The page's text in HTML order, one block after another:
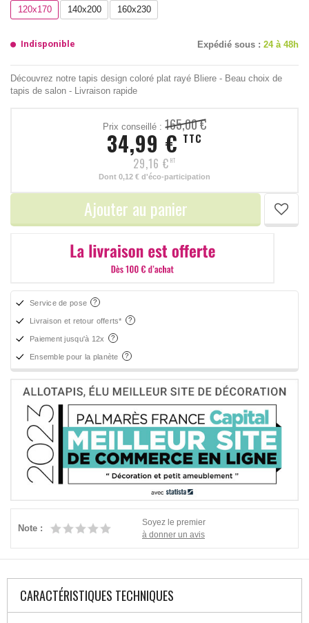
120x170 140x200 160x230
Indisponible Expédié sous : 24 à 48h
Découvrez notre tapis design coloré plat rayé Bliere - Beau choix de
tapis de salon - Livraison rapide
Prix conseillé : 165,00 €
34,99 € TTC
29,16 € HT
Dont 0,12 € d'éco-participation
Ajouter au panier
Service de pose
Livraison et retour offerts*
Paiement jusqu'à 12x
Ensemble pour la planète
Note :
Soyez le premier
à donner un avis
CARACTÉRISTIQUES TECHNIQUES